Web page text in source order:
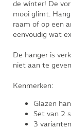
de winter! De
mooi glimt.
raam of op een
eenvoudig wat
De hanger is
niet aan te
Kenmerken:
Glazen
Set van 2
3 varianten